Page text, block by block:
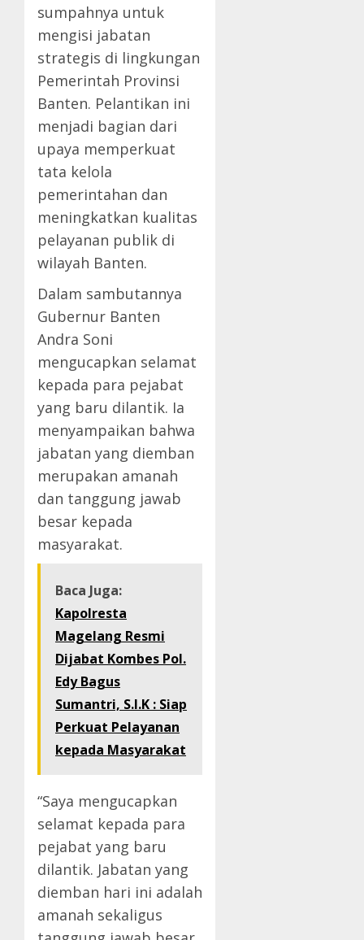
sumpahnya untuk
mengisi jabatan
strategis di lingkungan
Pemerintah Provinsi
Banten. Pelantikan ini
menjadi bagian dari
upaya memperkuat
tata kelola
pemerintahan dan
meningkatkan kualitas
pelayanan publik di
wilayah Banten.
Dalam sambutannya
Gubernur Banten
Andra Soni
mengucapkan selamat
kepada para pejabat
yang baru dilantik. Ia
menyampaikan bahwa
jabatan yang diemban
merupakan amanah
dan tanggung jawab
besar kepada
masyarakat.
Baca Juga:
Kapolresta
Magelang Resmi
Dijabat Kombes Pol.
Edy Bagus
Sumantri, S.I.K : Siap
Perkuat Pelayanan
kepada Masyarakat
“Saya mengucapkan
selamat kepada para
pejabat yang baru
dilantik. Jabatan yang
diemban hari ini adalah
amanah sekaligus